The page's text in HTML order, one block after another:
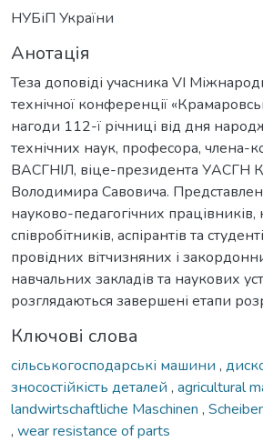
НУБіП України
Анотація
Теза доповіді учасника VI
технічної конференції
нагоди 112-ї річниці від дня
технічних наук, професора, члена-
ВАСГНІЛ, віце-президента УАСГН
Володимира Савовича.
науково-педагогічних працівників,
співробітників, аспірантів та
провідних вітчизняних і
навчальних закладів та наукових
розглядаються завершені етапи
Ключові слова
сільськогосподарські машини ,
зносостійкість деталей , agricultural
landwirtschaftliche Maschinen ,
, wear resistance of parts